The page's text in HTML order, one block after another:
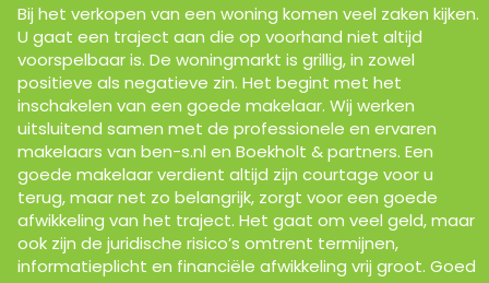
Bij het verkopen van een woning komen veel zaken kijken.
U gaat een traject aan die op voorhand niet altijd
voorspelbaar is. De woningmarkt is grillig, in zowel
positieve als negatieve zin. Het begint met het
inschakelen van een goede makelaar. Wij werken
uitsluitend samen met de professionele en ervaren
makelaars van ben-s.nl en Boekholt & partners. Een
goede makelaar verdient altijd zijn courtage voor u
terug, maar net zo belangrijk, zorgt voor een goede
afwikkeling van het traject. Het gaat om veel geld, maar
ook zijn de juridische risico’s omtrent termijnen,
informatieplicht en financiële afwikkeling vrij groot. Goed